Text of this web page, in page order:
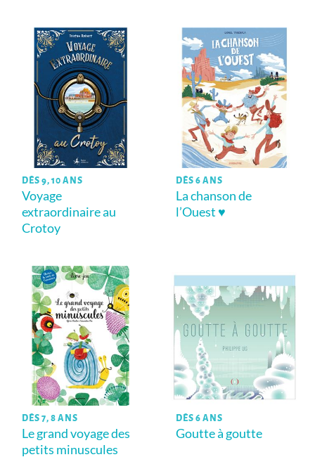
DÈS 9, 10 ANS
Voyage
extraordinaire au
Crotoy
DÈS 6 ANS
La chanson de
l’Ouest ♥
DÈS 7, 8 ANS
Le grand voyage des
petits minuscules
DÈS 6 ANS
Goutte à goutte